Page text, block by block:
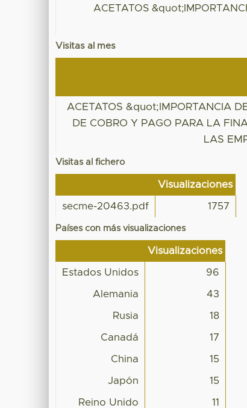
ACETATOS
Visitas al mes
ACETATOS &quot;IMPORTANCIA
DE COBRO Y PAGO PARA LA
LAS
Visitas al fichero
Visualizaciones
secme-20463.pdf 1757
Países con más visualizaciones
Visualizaciones
Estados Unidos 96
Alemania 43
Rusia 18
Canadá 17
China 15
Japón 15
Reino Unido 11